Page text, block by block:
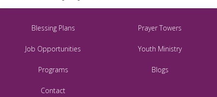
Blessing Plans Prayer Towers
Job Opportunities Youth Ministry
Programs Blogs
Contact